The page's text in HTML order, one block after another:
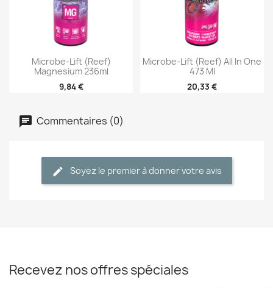
Microbe-Lift (Reef)
Magnesium 236ml
9,84 €
Microbe-Lift (Reef) All In One
473 Ml
20,33 €
Commentaires (0)
Soyez le premier à donner votre avis
Recevez nos offres spéciales